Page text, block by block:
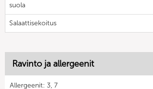
suola
Salaattisekoitus
Ravinto ja allergeenit
Allergeenit: 3, 7